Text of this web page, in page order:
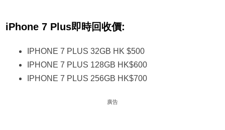
iPhone 7 Plus即時回收價:
IPHONE 7 PLUS 32GB HK $500
IPHONE 7 PLUS 128GB HK$600
IPHONE 7 PLUS 256GB HK$700
廣告